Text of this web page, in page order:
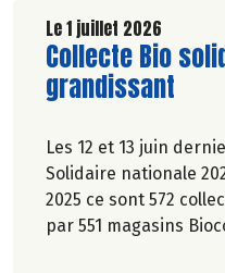
Le 1 juillet 2026
Lire la suite de
Collecte Bio
grandissant
Les 12 et 13 juin
Solidaire nationale
2025 ce sont 572
par 551 magasins